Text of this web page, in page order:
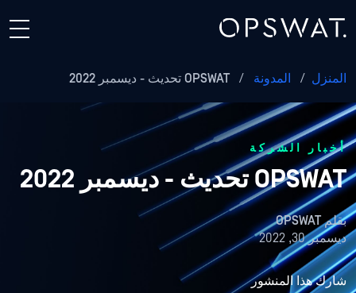
المنزل / المدونة / OPSWAT تحديث - ديسمبر 2022
أخبار الشركة
OPSWAT تحديث - ديسمبر 2022
بقلمOPSWAT
ديسمبر 30, 2022
شارك هذا المنشور